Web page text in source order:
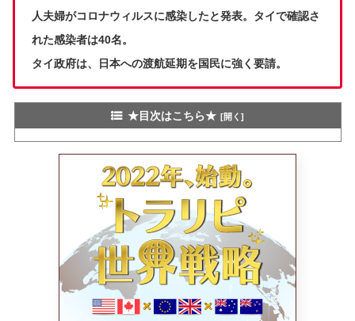
人夫婦がコロナウィルスに感染したと発表。タイで確認さ
れた感染者は40名。
タイ政府は、日本への渡航延期を国民に強く要請。
★目次はこちら★